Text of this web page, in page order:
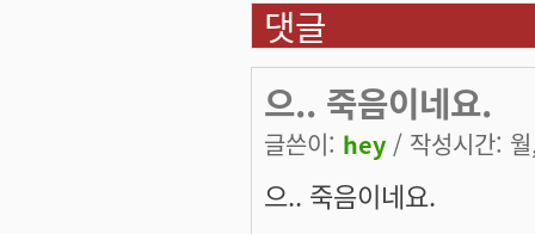
댓글
으.. 죽음이네요.
글쓴이: hey / 작성시간:
으.. 죽음이네요.